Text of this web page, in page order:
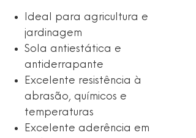
Ideal para agricultura e
jardinagem
Sola antiestática e
antiderrapante
Excelente resistência à
abrasão, químicos e
temperaturas
Excelente aderência em